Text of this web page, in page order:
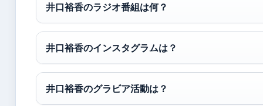
井口裕香のラジオ番組は何？
井口裕香のインスタグラムは？
井口裕香のグラビア活動は？